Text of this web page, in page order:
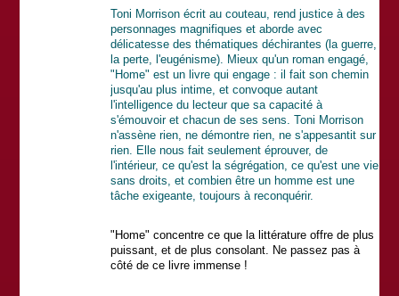
Toni Morrison écrit au couteau, rend justice à des
personnages magnifiques et aborde avec
délicatesse des thématiques déchirantes (la guerre,
la perte, l'eugénisme). Mieux qu'un roman engagé,
"Home" est un livre qui engage : il fait son chemin
jusqu'au plus intime, et convoque autant
l'intelligence du lecteur que sa capacité à
s'émouvoir et chacun de ses sens. Toni Morrison
n'assène rien, ne démontre rien, ne s'appesantit sur
rien. Elle nous fait seulement éprouver, de
l'intérieur, ce qu'est la ségrégation, ce qu'est une vie
sans droits, et combien être un homme est une
tâche exigeante, toujours à reconquérir.
"Home" concentre ce que la littérature offre de plus
puissant, et de plus consolant. Ne passez pas à
côté de ce livre immense !